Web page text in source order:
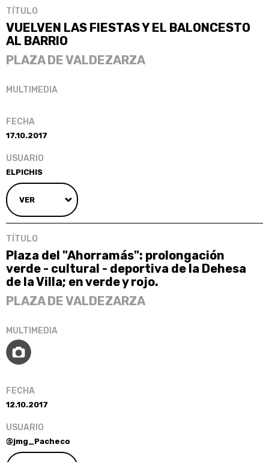
VUELVEN LAS FIESTAS Y EL BALONCESTO
AL BARRIO
PLAZA DE VALDEZARZA
VER
17.10.2017
ELPICHIS
Plaza del "Ahorramás": prolongación
verde - cultural - deportiva de la Dehesa
de la Villa; en verde y rojo.
PLAZA DE VALDEZARZA
12.10.2017
@jmg_Pacheco